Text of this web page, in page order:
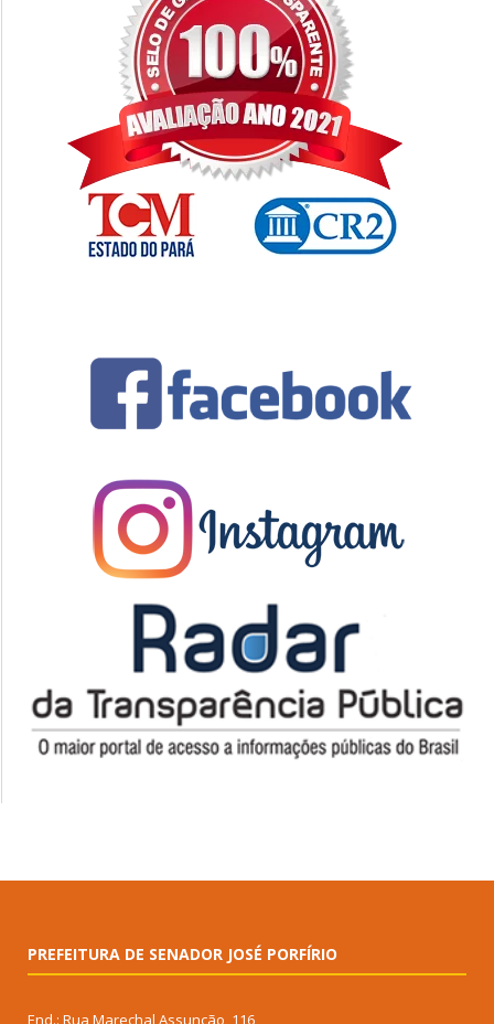
PREFEITURA DE SENADOR JOSÉ PORFÍRIO
End.: Rua Marechal Assunção, 116